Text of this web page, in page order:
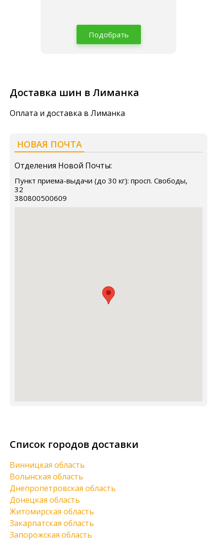
Подобрать
Доставка шин в Лиманка
Оплата и доставка в Лиманка
НОВАЯ ПОЧТА
Отделения Новой Почты:
Пункт приема-выдачи (до 30 кг): просп. Свободы,
32
380800500609
Список городов доставки
Винницкая область
Волынская область
Днепропетровская область
Донецкая область
Житомирская область
Закарпатская область
Запорожская область